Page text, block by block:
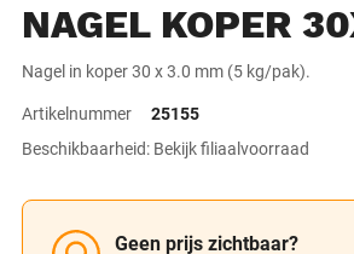
NAGEL KOPER
Nagel in koper 30 x 3.0 mm (5 kg/pak).
Artikelnummer
25155
Beschikbaarheid: Bekijk filiaalvoorraad
Geen prijs zichtbaar?